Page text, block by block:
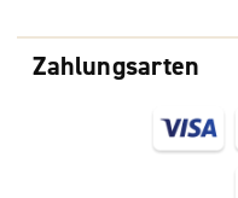
Zahlungsarten